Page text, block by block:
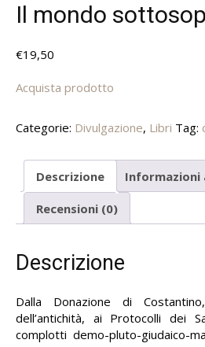
Il mondo
€19,50
Acquista prodotto
Categorie: Divulgazione, Libri Tag:
Descrizione Informazioni
Recensioni (0)
Descrizione
Dalla Donazione di
dell’antichità, ai Protocolli dei
complotti demo-pluto-giudaico-